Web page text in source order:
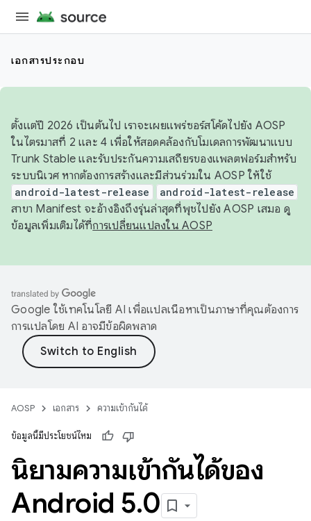
เอกสารประกอบ
ตั้งแต่ปี 2026 เป็นต้นไป เราจะเผยแพร่ซอร์สโค้ดไปยัง AOSP
ในไตรมาสที่ 2 และ 4 เพื่อให้สอดคล้องกับโมเดลการพัฒนาแบบ
Trunk Stable และรับประกันความเสถียรของแพลตฟอร์มสำหรับ
ระบบนิเวศ หากต้องการสร้างและมีส่วนร่วมใน AOSP ให้ใช้
android-latest-release android-latest-release
สาขา Manifest จะอ้างอิงถึงรุ่นล่าสุดที่พุชไปยัง AOSP เสมอ ดู
ข้อมูลเพิ่มเติมได้ที่การเปลี่ยนแปลงใน AOSP
Google ใช้เทคโนโลยี AI เพื่อแปลเนื้อหาเป็นภาษาที่คุณต้องการ
การแปลโดย AI อาจมีข้อผิดพลาด
AOSP เอกสาร ความเข้ากันได้
ข้อมูลนี้มีประโยชน์ไหม
นิยามความเข้ากันได้ของ
Android 5.0